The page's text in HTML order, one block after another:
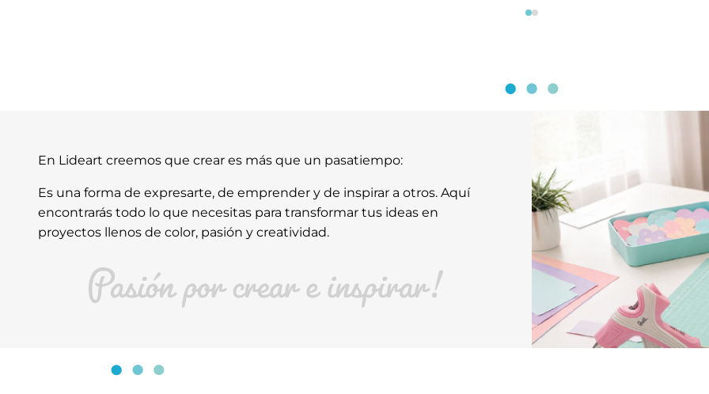
Página 1
Página 2
En Lideart creemos que crear es más que un pasatiempo:
Es una forma de expresarte, de emprender y de inspirar a otros. Aquí
encontrarás todo lo que necesitas para transformar tus ideas en
proyectos llenos de color, pasión y creatividad.